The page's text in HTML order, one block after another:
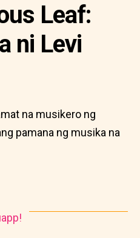
Leaf:
ni Levi
na musikero ng
pamana ng musika na